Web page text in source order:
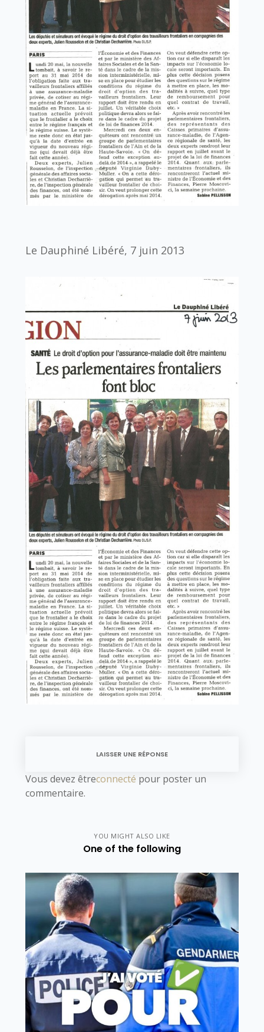
Le Dauphiné Libéré, 7 juin 2013
LAISSER UNE RÉPONSE
Vous devez êtreconnecté pour poster un
commentaire.
YOU MIGHT ALSO LIKE
One of the following